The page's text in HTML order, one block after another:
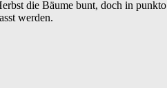
die Bäume bunt, doch in
werden.